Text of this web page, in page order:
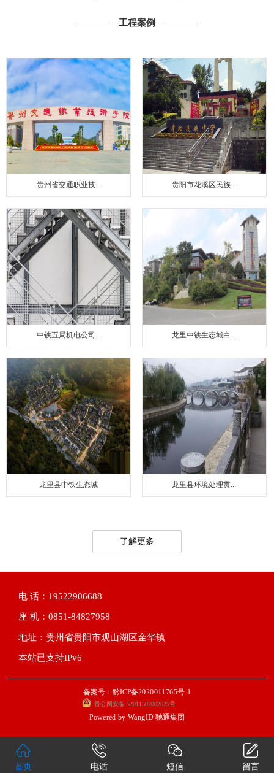
工程案例
贵州省交通职业技... 贵阳市花溪区民族...
中铁五局机电公司... 龙里中铁生态城白...
龙里县中铁生态城 龙里县环境处理贯...
了解更多
电 话：19522906688
座 机：0851-84827958
地址：贵州省贵阳市观山湖区金华镇
本站已支持IPv6
备案号：黔ICP备2020011765号-1
贵公网安备 52011502002625号
Powered by WangID 驰通集团
首页 电话 短信 留言